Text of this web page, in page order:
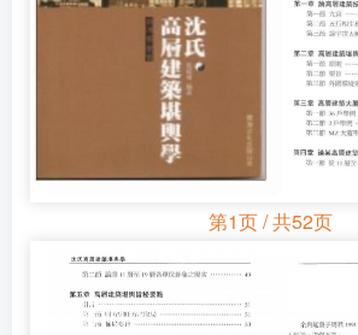
第1页 / 共52页